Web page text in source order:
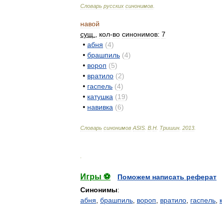
Словарь русских синонимов
навой
сущ
кол-во синонимов: 7
• абня (4)
• брашпиль (4)
• вороп (5)
• вратило (2)
• гаспель (4)
• катушка (19)
• навивка (6)
Словарь синонимов ASIS В Н Тришин 2013
Игры ⚽
Поможем написать реферат
Синонимы:
абня брашпиль вороп вратило гаспель